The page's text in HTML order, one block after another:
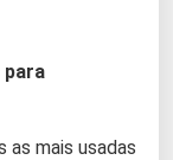
para
as mais usadas